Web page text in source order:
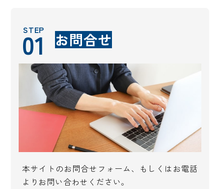
STEP
01 お問合せ
本サイトのお問合せフォーム、もしくはお電話
よりお問い合わせください。